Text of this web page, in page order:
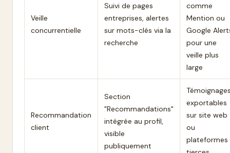
Veille
concurrentielle
Suivi de pages
entreprises, alertes
sur mots-clés via la
recherche
comme
Mention ou
Google
pour une
veille plus
large
Recommandation
client
Section
"Recommandations"
intégrée au profil,
visible
publiquement
exportables
sur site web
ou
plateformes